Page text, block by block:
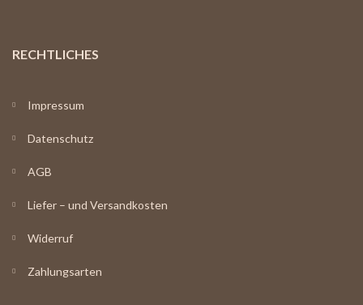
RECHTLICHES
Impressum
Datenschutz
AGB
Liefer – und Versandkosten
Widerruf
Zahlungsarten